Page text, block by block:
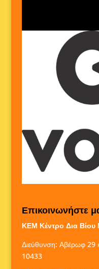
Επικοινωνήστε
ΚΕΜ Κέντρο Δια
Διεύθυνση: Αβέρωφ 29
10433